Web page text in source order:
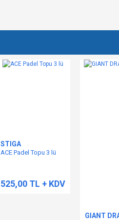
STIGA
ACE Padel Topu 3 lü
525,00 TL + KDV
GIANT